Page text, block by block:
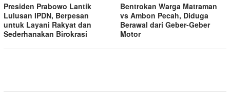
Presiden Prabowo Lantik
Lulusan IPDN, Berpesan
untuk Layani Rakyat dan
Sederhanakan Birokrasi
Bentrokan Warga Matraman
vs Ambon Pecah, Diduga
Berawal dari Geber-Geber
Motor